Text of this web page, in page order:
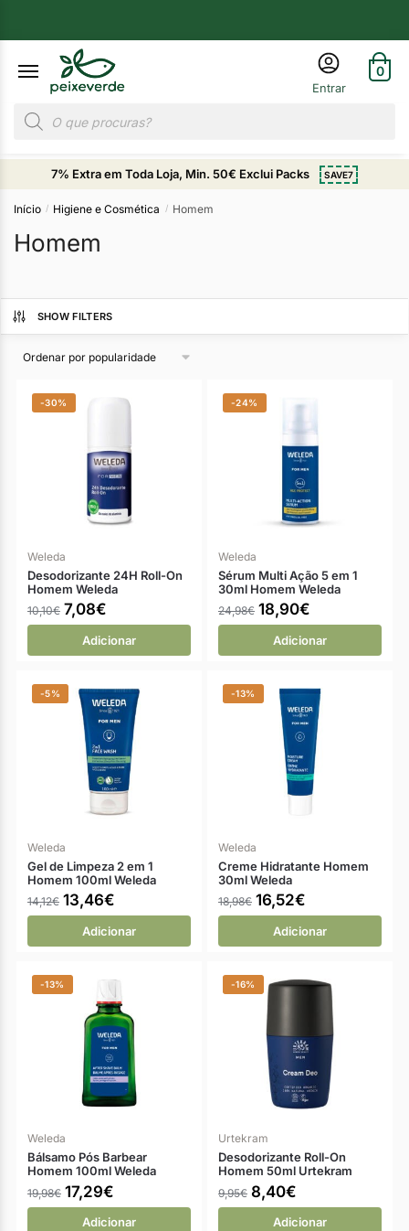
0
7% Extra em Toda Loja, Min. 50€ Exclui Packs SAVE7
Início / Higiene e Cosmética / Homem
Homem
SHOW FILTERS
-30%
Weleda
Desodorizante 24H Roll-On
Homem Weleda
10,10€ 7,08€
Adicionar
-24%
Weleda
Sérum Multi Ação 5 em 1
30ml Homem Weleda
24,98€ 18,90€
Adicionar
-5%
Weleda
Gel de Limpeza 2 em 1
Homem 100ml Weleda
14,12€ 13,46€
Adicionar
-13%
Weleda
Creme Hidratante Homem
30ml Weleda
18,98€ 16,52€
Adicionar
-13%
Weleda
Bálsamo Pós Barbear
Homem 100ml Weleda
19,98€ 17,29€
Adicionar
-16%
Urtekram
Desodorizante Roll-On
Homem 50ml Urtekram
9,95€ 8,40€
Adicionar